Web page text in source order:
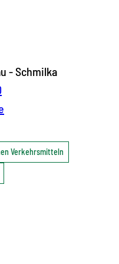
- Schmilka
Verkehrsmitteln